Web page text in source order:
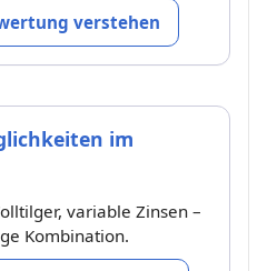
verstehen
im
variable Zinsen –
Kombination.